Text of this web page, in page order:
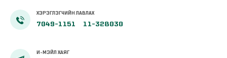
ХЭРЭГЛЭГЧИЙН ЛАВЛАХ
7049-1151 11-328030
И-МЭЙЛ ХАЯГ